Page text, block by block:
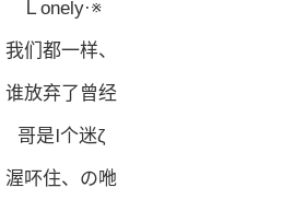
Ｌonely·※
我们都一样、
谁放弃了曾经
哥是Ⅰ个迷ζ
渥吥住、の咃